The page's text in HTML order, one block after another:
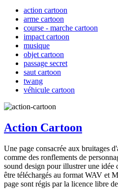
action cartoon
arme cartoon
course - marche cartoon
impact cartoon
musique
objet cartoon
passage secret
saut cartoon
twang
véhicule cartoon
Action Cartoon
Une page consacrée aux bruitages
comme des ronflements de
sound design pour illustrer une idée
être téléchargés au format WAV et
page sont régis par la licence libre